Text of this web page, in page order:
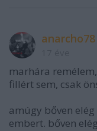
anarcho78
marhára
fillért sem, csak
amúgy bőven
embert. bőven